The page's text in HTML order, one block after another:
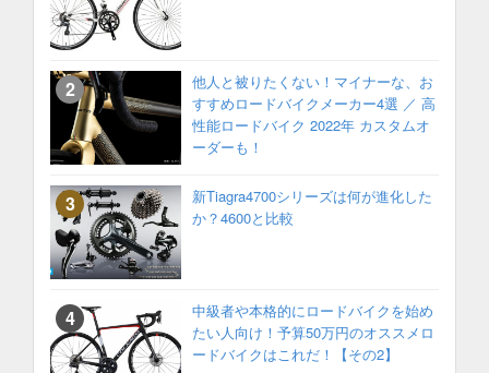
他人と被りたくない！マイナーな、お
すすめロードバイクメーカー4選 ／ 高
性能ロードバイク 2022年 カスタムオ
ーダーも！
新Tiagra4700シリーズは何が進化した
か？4600と比較
中級者や本格的にロードバイクを始め
たい人向け！予算50万円のオススメロ
ードバイクはこれだ！【その2】